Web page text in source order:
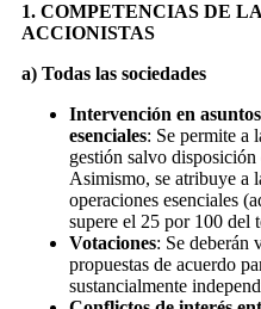
1. COMPETENCIAS DE
ACCIONISTAS
a) Todas las sociedades
Intervención en
esenciales: Se permite a
gestión salvo
Asimismo, se atribuye a
operaciones esenciales
supere el 25 por 100 del
Votaciones: Se deberán
propuestas de acuerdo
sustancialmente